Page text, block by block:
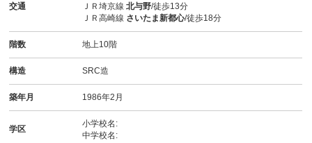
交通
ＪＲ埼京線北与野/徒歩13分
ＪＲ高崎線 さいたま新都心/徒歩18分
階数 地上10階
構造 SRC造
築年月 1986年2月
学区
小学校名:
中学校名: